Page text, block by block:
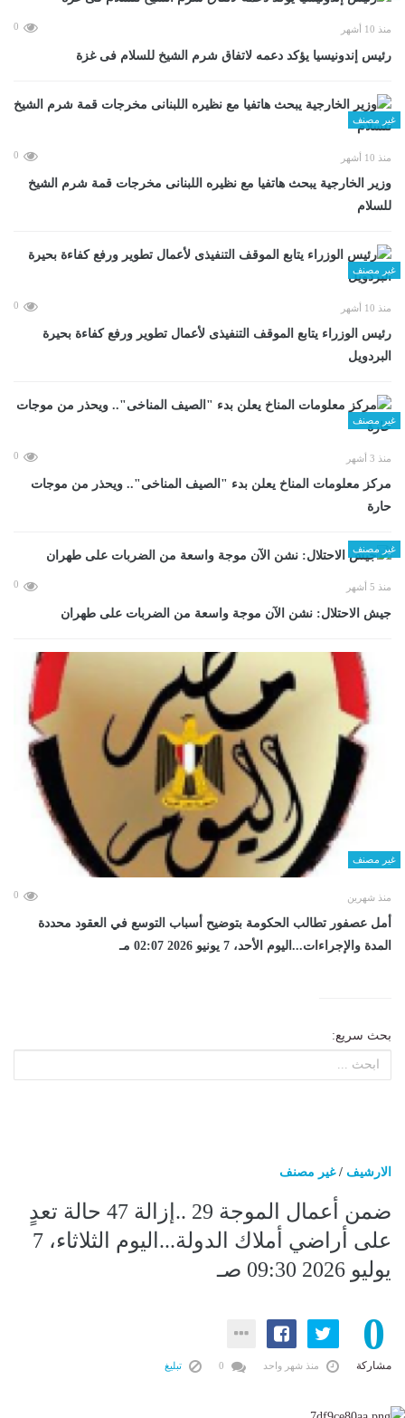
منذ 10 أشهر 0
رئيس إندونيسيا يؤكد دعمه لاتفاق شرم الشيخ للسلام فى غزة
غير مصنف
منذ 10 أشهر 0
وزير الخارجية يبحث هاتفيا مع نظيره اللبنانى مخرجات قمة شرم الشيخ
للسلام
غير مصنف
منذ 10 أشهر 0
رئيس الوزراء يتابع الموقف التنفيذى لأعمال تطوير ورفع كفاءة بحيرة
البردويل
غير مصنف
منذ 3 أشهر 0
مركز معلومات المناخ يعلن بدء "الصيف المناخى".. ويحذر من موجات
حارة
غير مصنف
منذ 5 أشهر 0
جيش الاحتلال: نشن الآن موجة واسعة من الضربات على طهران
غير مصنف
منذ شهرين 0
أمل عصفور تطالب الحكومة بتوضيح أسباب التوسع في العقود محددة
المدة والإجراءات...اليوم الأحد، 7 يونيو 2026 02:07 مـ
بحث سريع:
الارشيف /غير مصنف
ضمن أعمال الموجة 29 ..إزالة 47 حالة تعدٍ
على أراضي أملاك الدولة...اليوم الثلاثاء، 7
يوليو 2026 09:30 صـ
0
مشاركة منذ شهر واحد تبليغ